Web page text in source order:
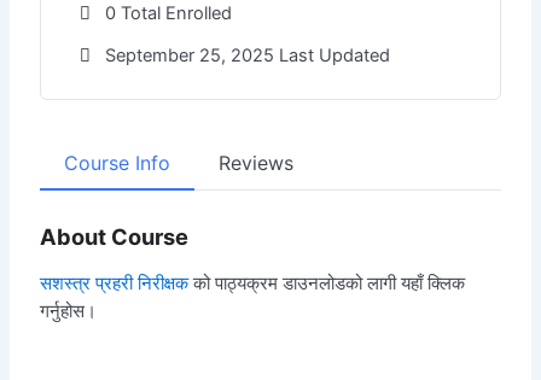
0 Total Enrolled
September 25, 2025 Last Updated
Course Info Reviews
About Course
सशस्त्र प्रहरी निरीक्षकको पाठ्यक्रम डाउनलोडको लागी यहाँ क्लिक
गर्नुहोस।